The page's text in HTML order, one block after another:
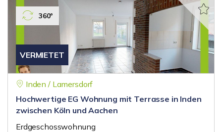
VERMIETET
360°
Inden / Lamersdorf
Hochwertige EG Wohnung mit Terrasse in Inden
zwischen Köln und Aachen
Erdgeschosswohnung